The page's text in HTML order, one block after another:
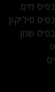
מים
סיליקון
שמן